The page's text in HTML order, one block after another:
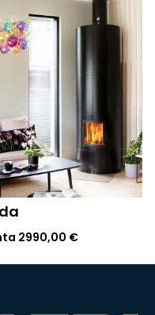
2990,00 €